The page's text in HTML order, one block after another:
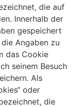
die auf
Innerhalb der
gespeichert
Angaben zu
das Cookie
seinem Besuch
Als
oder
die